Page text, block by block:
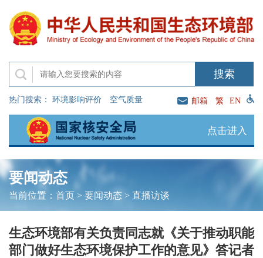
热门搜索： 环境影响评价 空气质量 邮箱 繁 EN
点击进入
要闻动态
当前位置： 首页> 要闻动态 > 直播访谈
生态环境部有关负责同志就《关于推动职能
部门做好生态环境保护工作的意见》答记者